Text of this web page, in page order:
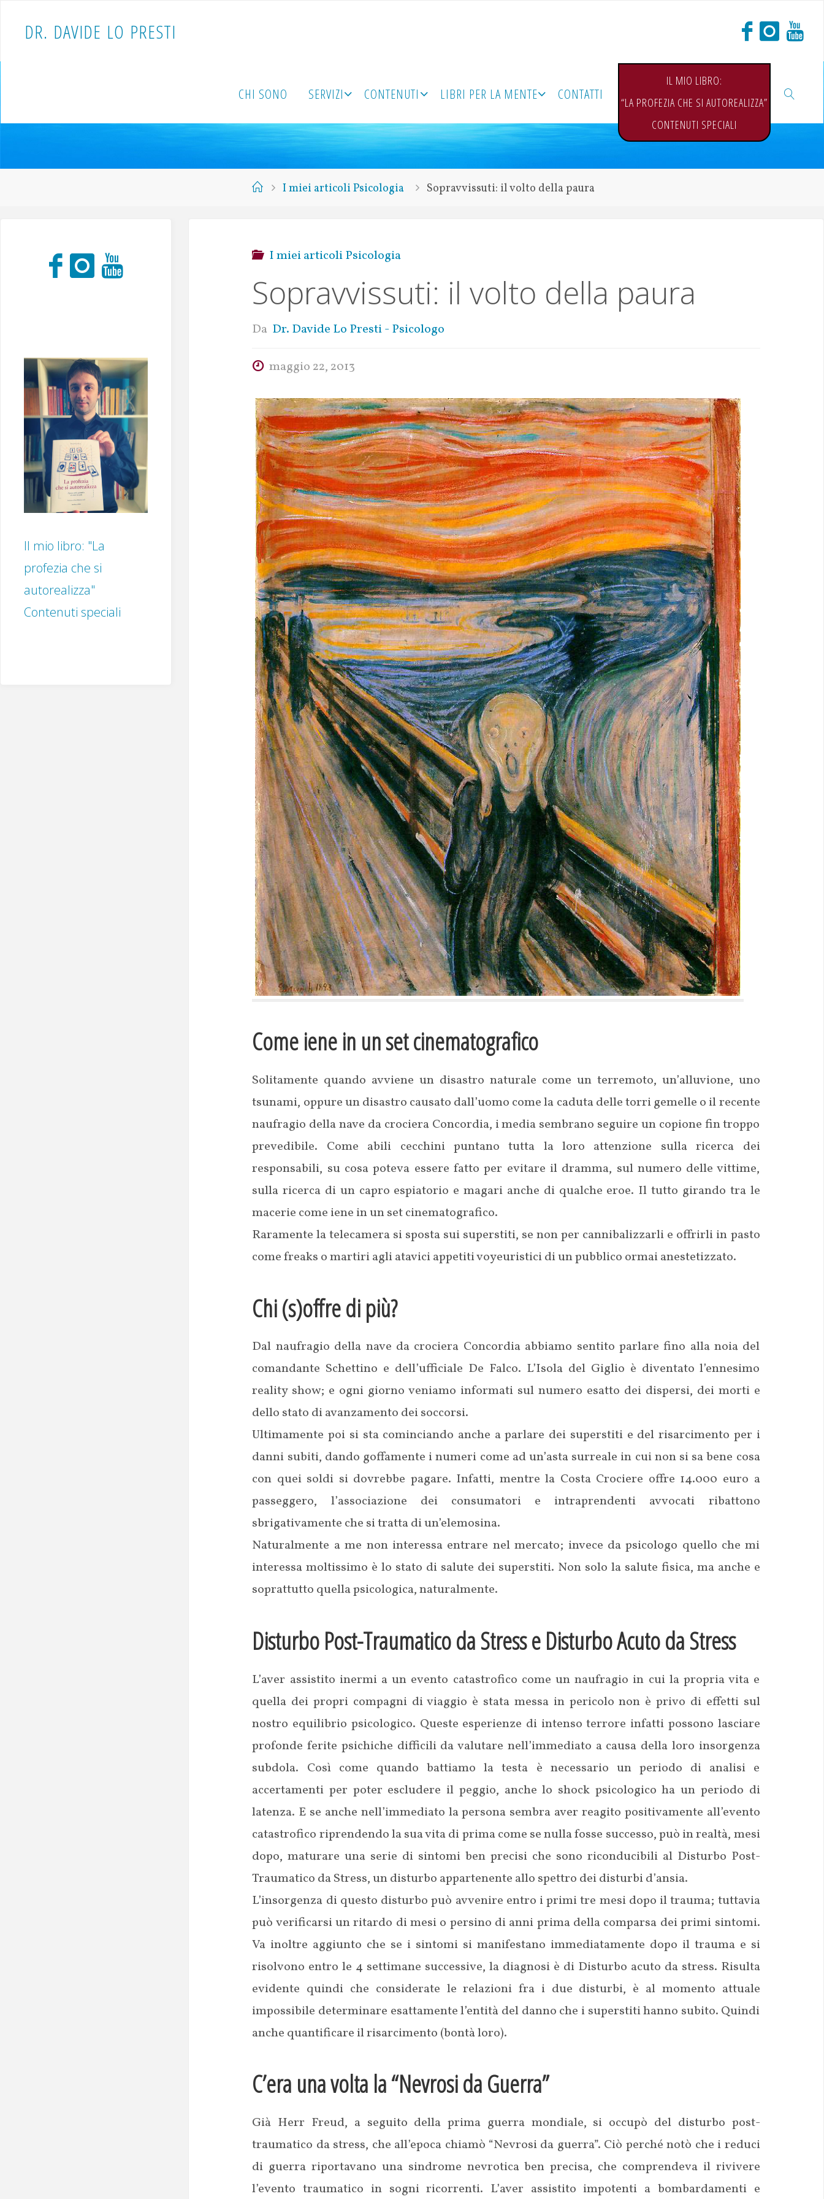
DR. DAVIDE LO PRESTI
CHI SONO SERVIZI CONTENUTI LIBRI PER LA MENTE CONTATTI
IL MIO LIBRO:
“LA PROFEZIA CHE SI AUTOREALIZZA”
CONTENUTI SPECIALI
I miei articoli Psicologia Sopravvissuti: il volto della paura
I miei articoli Psicologia
Sopravvissuti: il volto della paura
Da Dr. Davide Lo Presti - Psicologo
maggio 22, 2013
Come iene in un set cinematografico
Solitamente quando avviene un disastro naturale come un terremoto, un’alluvione, uno
tsunami, oppure un disastro causato dall’uomo come la caduta delle torri gemelle o il recente
naufragio della nave da crociera Concordia, i media sembrano seguire un copione fin troppo
prevedibile. Come abili cecchini puntano tutta la loro attenzione sulla ricerca dei
responsabili, su cosa poteva essere fatto per evitare il dramma, sul numero delle vittime,
sulla ricerca di un capro espiatorio e magari anche di qualche eroe. Il tutto girando tra le
macerie come iene in un set cinematografico.
Raramente la telecamera si sposta sui superstiti, se non per cannibalizzarli e offrirli in pasto
come freaks o martiri agli atavici appetiti voyeuristici di un pubblico ormai anestetizzato.
Chi (s)offre di più?
Dal naufragio della nave da crociera Concordia abbiamo sentito parlare fino alla noia del
comandante Schettino e dell’ufficiale De Falco. L’Isola del Giglio è diventato l’ennesimo
reality show; e ogni giorno veniamo informati sul numero esatto dei dispersi, dei morti e
dello stato di avanzamento dei soccorsi.
Ultimamente poi si sta cominciando anche a parlare dei superstiti e del risarcimento per i
danni subiti, dando goffamente i numeri come ad un’asta surreale in cui non si sa bene cosa
con quei soldi si dovrebbe pagare. Infatti, mentre la Costa Crociere offre 14.000 euro a
passeggero, l’associazione dei consumatori e intraprendenti avvocati ribattono
sbrigativamente che si tratta di un’elemosina.
Naturalmente a me non interessa entrare nel mercato; invece da psicologo quello che mi
interessa moltissimo è lo stato di salute dei superstiti. Non solo la salute fisica, ma anche e
soprattutto quella psicologica, naturalmente.
Disturbo Post-Traumatico da Stress e Disturbo Acuto da Stress
L’aver assistito inermi a un evento catastrofico come un naufragio in cui la propria vita e
quella dei propri compagni di viaggio è stata messa in pericolo non è privo di effetti sul
nostro equilibrio psicologico. Queste esperienze di intenso terrore infatti possono lasciare
profonde ferite psichiche difficili da valutare nell’immediato a causa della loro insorgenza
subdola. Così come quando battiamo la testa è necessario un periodo di analisi e
accertamenti per poter escludere il peggio, anche lo shock psicologico ha un periodo di
latenza. E se anche nell’immediato la persona sembra aver reagito positivamente all’evento
catastrofico riprendendo la sua vita di prima come se nulla fosse successo, può in realtà, mesi
dopo, maturare una serie di sintomi ben precisi che sono riconducibili al Disturbo Post-
Traumatico da Stress, un disturbo appartenente allo spettro dei disturbi d’ansia.
L’insorgenza di questo disturbo può avvenire entro i primi tre mesi dopo il trauma; tuttavia
può verificarsi un ritardo di mesi o persino di anni prima della comparsa dei primi sintomi.
Va inoltre aggiunto che se i sintomi si manifestano immediatamente dopo il trauma e si
risolvono entro le 4 settimane successive, la diagnosi è di Disturbo acuto da stress. Risulta
evidente quindi che considerate le relazioni fra i due disturbi, è al momento attuale
impossibile determinare esattamente l’entità del danno che i superstiti hanno subito. Quindi
anche quantificare il risarcimento (bontà loro).
C’era una volta la “Nevrosi da Guerra”
Già Herr Freud, a seguito della prima guerra mondiale, si occupò del disturbo post-
traumatico da stress, che all’epoca chiamò “Nevrosi da guerra”. Ciò perché notò che i reduci
di guerra riportavano una sindrome nevrotica ben precisa, che comprendeva il rivivere
l’evento traumatico in sogni ricorrenti. L’aver assistito impotenti a bombardamenti e
Il mio libro: "La
profezia che si
autorealizza"
Contenuti speciali